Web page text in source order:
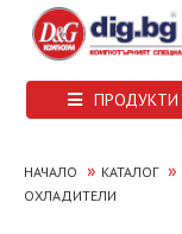
ПРОДУКТИ
НАЧАЛО » КАТАЛОГ »
ОХЛАДИТЕЛИ